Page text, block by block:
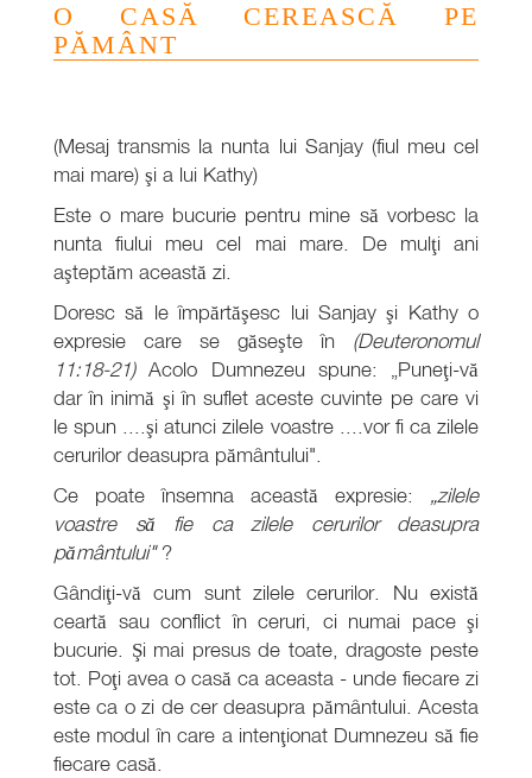
O CASĂ CEREASCĂ PE
PĂMÂNT
(Mesaj transmis la nunta lui Sanjay (fiul meu cel
mai mare) şi a lui Kathy)
Este o mare bucurie pentru mine să vorbesc la
nunta fiului meu cel mai mare. De mulţi ani
aşteptăm această zi.
Doresc să le împărtăşesc lui Sanjay şi Kathy o
expresie care se găseşte în (Deuteronomul
11:18-21)Acolo Dumnezeu spune: „Puneţi-vă
dar în inimă şi în suflet aceste cuvinte pe care vi
le spun ....şi atunci zilele voastre ....vor fi ca zilele
cerurilor deasupra pământului".
Ce poate însemna această expresie: „zilele
voastre să fie ca zilele cerurilor deasupra
pământului"?
Gândiţi-vă cum sunt zilele cerurilor. Nu există
ceartă sau conflict în ceruri, ci numai pace şi
bucurie. Şi mai presus de toate, dragoste peste
tot. Poţi avea o casă ca aceasta - unde fiecare zi
este ca o zi de cer deasupra pământului. Acesta
este modul în care a intenţionat Dumnezeu să fie
fiecare casă.